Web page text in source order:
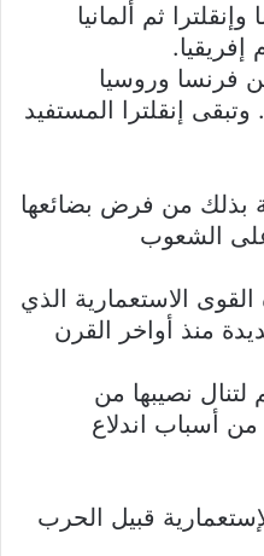
ثم ألمانيا
إفريقيا.
فرنسا وروسيا
إنقلترا المستفيد
بذلك من فرض بضائعها
على الشعوب
الاستعمارية الذي
منذ أواخر القرن
لتنال نصيبها من
أسباب اندلاع